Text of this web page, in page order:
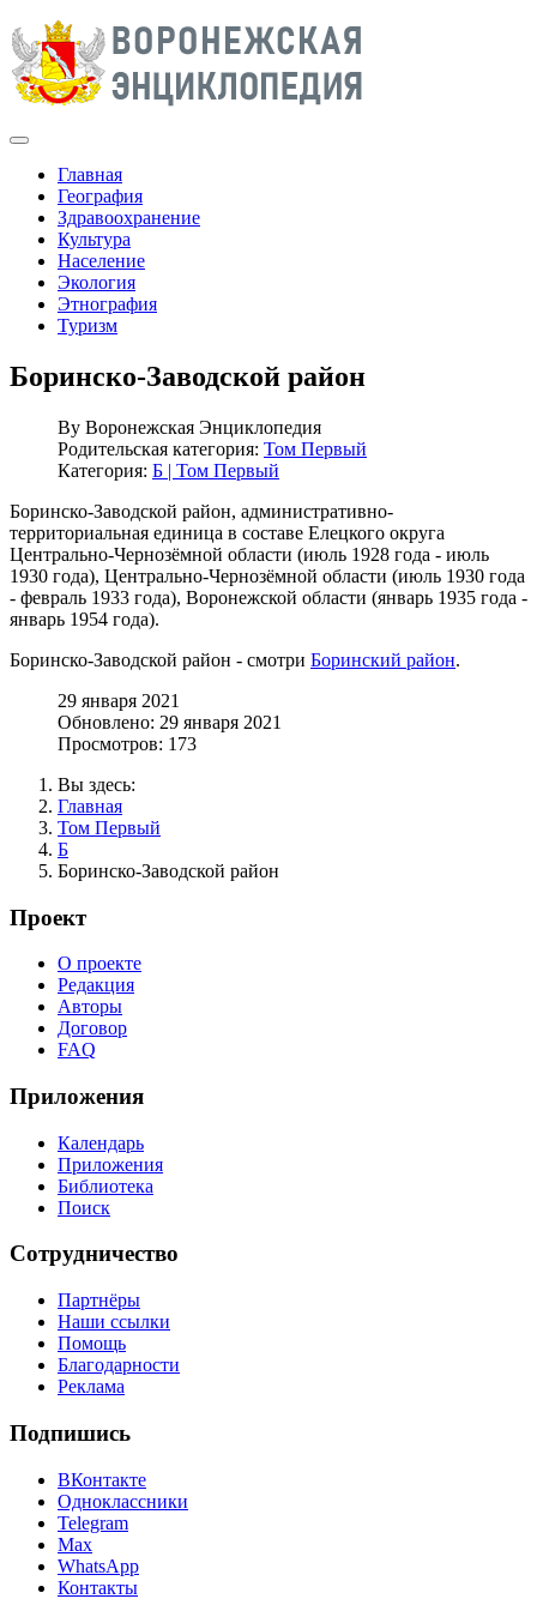
Главная
География
Здравоохранение
Культура
Население
Экология
Этнография
Туризм
Боринско-Заводской район
By Воронежская Энциклопедия
Родительская категория: Том Первый
Категория: Б | Том Первый
Боринско-Заводской район, административно-
территориальная единица в составе Елецкого округа
Центрально-Чернозёмной области (июль 1928 года - июль
1930 года), Центрально-Чернозёмной области (июль 1930 года
- февраль 1933 года), Воронежской области (январь 1935 года -
январь 1954 года).
Боринско-Заводской район - смотри Боринский район.
29 января 2021
Обновлено: 29 января 2021
Просмотров: 173
Вы здесь:
Главная
Том Первый
Б
Боринско-Заводской район
Проект
О проекте
Редакция
Авторы
Договор
FAQ
Приложения
Календарь
Приложения
Библиотека
Поиск
Сотрудничество
Партнёры
Наши ссылки
Помощь
Благодарности
Реклама
Подпишись
ВКонтакте
Одноклассники
Telegram
Max
WhatsApp
Контакты